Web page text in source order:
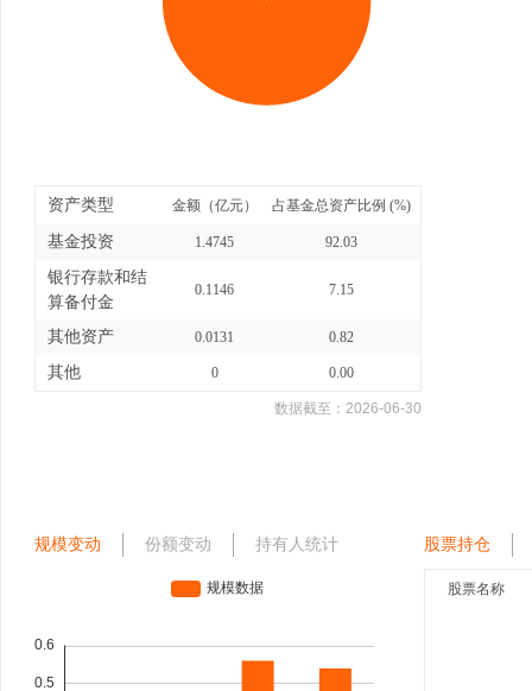
资产类型 金额（亿元） 占基金总资产比例 (%)
基金投资 1.4745 92.03
银行存款和结
算备付金
0.1146 7.15
其他资产 0.0131 0.82
其他 0 0.00
数据截至： 2026-06-30
规模变动 份额变动 持有人统计 股票持仓
股票名称